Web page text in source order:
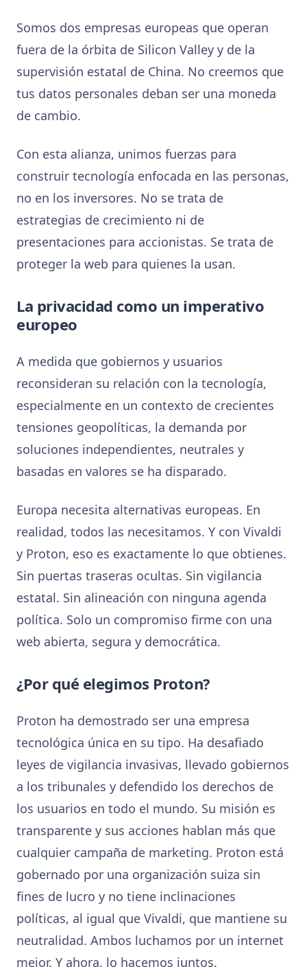
Somos dos empresas europeas que operan
fuera de la órbita de Silicon Valley y de la
supervisión estatal de China. No creemos que
tus datos personales deban ser una moneda
de cambio.
Con esta alianza, unimos fuerzas para
construir tecnología enfocada en las personas,
no en los inversores. No se trata de
estrategias de crecimiento ni de
presentaciones para accionistas. Se trata de
proteger la web para quienes la usan.
La privacidad como un imperativo
europeo
A medida que gobiernos y usuarios
reconsideran su relación con la tecnología,
especialmente en un contexto de crecientes
tensiones geopolíticas, la demanda por
soluciones independientes, neutrales y
basadas en valores se ha disparado.
Europa necesita alternativas europeas. En
realidad, todos las necesitamos. Y con Vivaldi
y Proton, eso es exactamente lo que obtienes.
Sin puertas traseras ocultas. Sin vigilancia
estatal. Sin alineación con ninguna agenda
política. Solo un compromiso firme con una
web abierta, segura y democrática.
¿Por qué elegimos Proton?
Proton ha demostrado ser una empresa
tecnológica única en su tipo. Ha desafiado
leyes de vigilancia invasivas, llevado gobiernos
a los tribunales y defendido los derechos de
los usuarios en todo el mundo. Su misión es
transparente y sus acciones hablan más que
cualquier campaña de marketing. Proton está
gobernado por una organización suiza sin
fines de lucro y no tiene inclinaciones
políticas, al igual que Vivaldi, que mantiene su
neutralidad. Ambos luchamos por un internet
mejor. Y ahora, lo hacemos juntos.